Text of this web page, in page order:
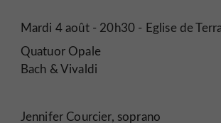
Mardi 4 août - 20h30 - Eglise de
Quatuor Opale
Bach & Vivaldi
Jennifer Courcier, soprano